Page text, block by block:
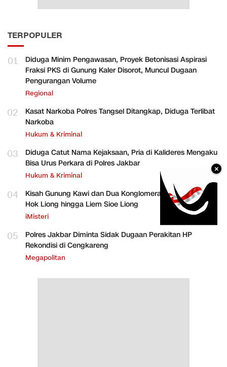
TERPOPULER
01
Diduga Minim Pengawasan, Proyek Betonisasi Aspirasi
Fraksi PKS di Gunung Kaler Disorot, Muncul Dugaan
Pengurangan Volume
Regional
02
Kasat Narkoba Polres Tangsel Ditangkap, Diduga Terlibat
Narkoba
Hukum & Kriminal
03
Diduga Catut Nama Kejaksaan, Pria di Kalideres Mengaku
Bisa Urus Perkara di Polres Jakbar
Hukum & Kriminal
04
Kisah Gunung Kawi dan Dua Konglomerat Indonesia Ong
Hok Liong hingga Liem Sioe Liong
iMisteri
05
Polres Jakbar Diminta Sidak Dugaan Perakitan HP
Rekondisi di Cengkareng
Megapolitan
×